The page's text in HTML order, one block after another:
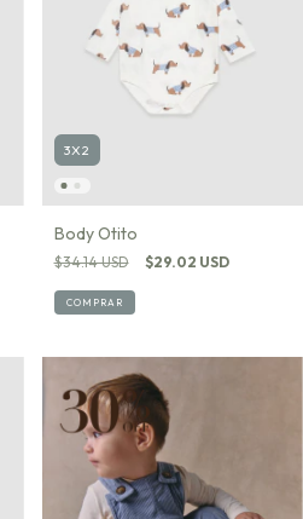
3X2
Body Otito
$34.14 USD $29.02 USD
COMPRAR